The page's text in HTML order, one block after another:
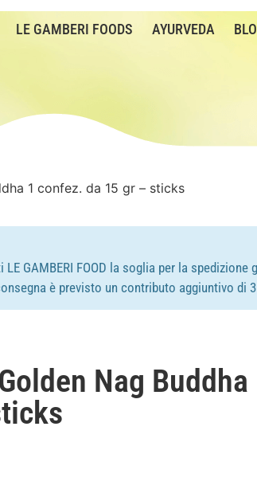
LE GAMBERI FOODS AYURVEDA
1 confez. da 15 gr – sticks
GAMBERI FOOD la soglia per la spedizione
è previsto un contributo aggiuntivo di
Nag